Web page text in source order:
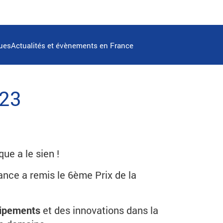
Actualités et évènements en France
a le sien !
a remis le 6ème Prix de la
et des innovations dans la